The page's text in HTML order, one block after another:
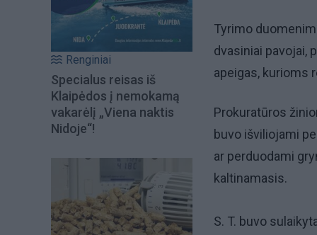
Renginiai
Specialus reisas iš
Klaipėdos į nemokamą
vakarėlį „Viena naktis
Nidoje“!
Tyrimo
dvasiniai pavojai,
apeigas, kurioms
Prokuratūros
buvo išviliojami
ar perduodami
kaltinamasis.
S. T. buvo